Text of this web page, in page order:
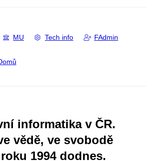
MU Tech info FAdmin
informatika v ČR.
vědě, ve svobodě
1994 dodnes.